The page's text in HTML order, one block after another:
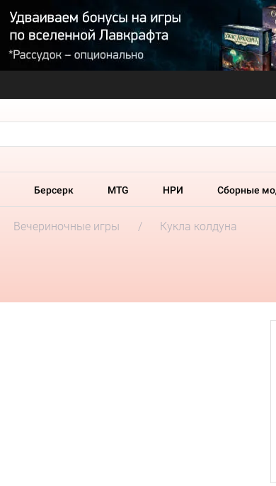
Берсерк MTG НРИ Сборные
Вечериночные игры Кукла колдуна